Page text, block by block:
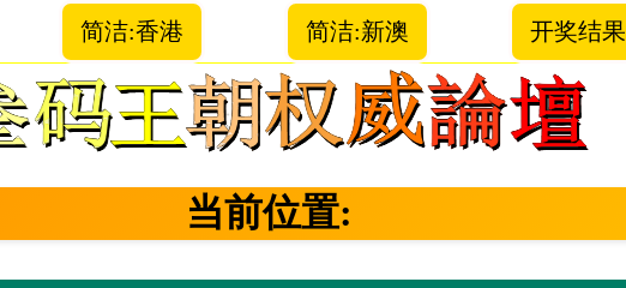
简洁:香港 简洁:新澳 开奖结果
当前位置: